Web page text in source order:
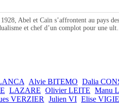
Abel et Caïn s’affrontent au pays
et chef d’un complot pour une
Alvie BITEMO Dalia
LAZARE Olivier LEITE Manu
VERZIER Julien VI Elise